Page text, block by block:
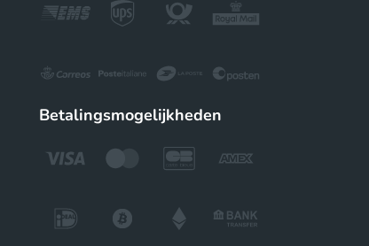
Betalingsmogelijkheden